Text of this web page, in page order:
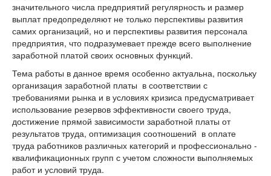
значительного числа предприятий регулярность и размер
выплат предопределяют не только перспективы развития
самих организаций, но и перспективы развития персонала
предприятия, что подразумевает прежде всего выполнение
заработной платой своих основных функций.
Тема работы в данное время особенно актуальна, поскольку
организация заработной платы в соответствии с
требованиями рынка и в условиях кризиса предусматривает
использование резервов эффективности своего труда,
достижение прямой зависимости заработной платы от
результатов труда, оптимизация соотношений в оплате
труда работников различных категорий и профессионально -
квалификационных групп с учетом сложности выполняемых
работ и условий труда.